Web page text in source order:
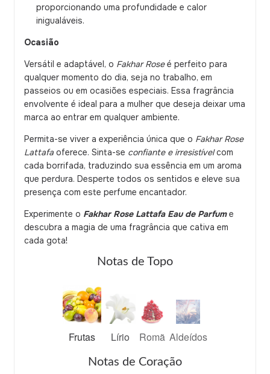
proporcionando uma profundidade e calor
inigualáveis.
Ocasião
Versátil e adaptável, o Fakhar Roseé perfeito para
qualquer momento do dia, seja no trabalho, em
passeios ou em ocasiões especiais. Essa fragrância
envolvente é ideal para a mulher que deseja deixar uma
marca ao entrar em qualquer ambiente.
Permita-se viver a experiência única que o Fakhar Rose
Lattafa oferece. Sinta-se confiante e irresistívelcom
cada borrifada, traduzindo sua essência em um aroma
que perdura. Desperte todos os sentidos e eleve sua
presença com este perfume encantador.
Experimente o Fakhar Rose Lattafa Eau de Parfume
descubra a magia de uma fragrância que cativa em
cada gota!
Notas de Topo
Frutas Lírio Romã Aldeídos
Notas de Coração